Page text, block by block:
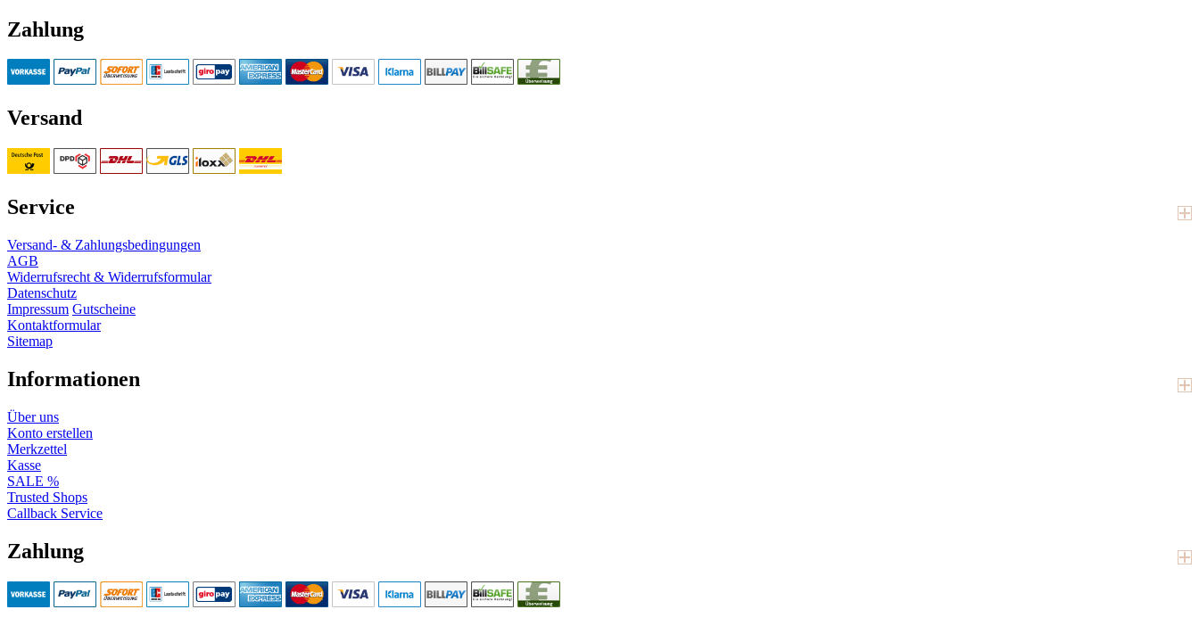
Zahlung
Versand
Service
Versand- & Zahlungsbedingungen
AGB
Widerrufsrecht & Widerrufsformular
Datenschutz
Impressum Gutscheine
Kontaktformular
Sitemap
Informationen
Über uns
Konto erstellen
Merkzettel
Kasse
SALE %
Trusted Shops
Callback Service
Zahlung